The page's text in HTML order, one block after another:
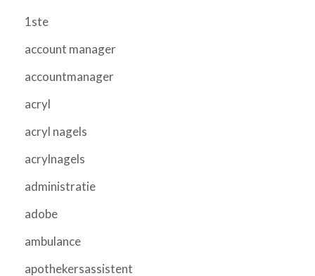
1ste
account manager
accountmanager
acryl
acryl nagels
acrylnagels
administratie
adobe
ambulance
apothekersassistent